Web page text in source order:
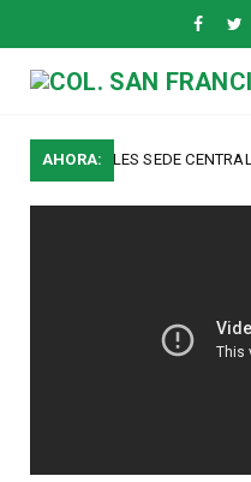
AHORA:
GENERALES SEDE CENTRAL -